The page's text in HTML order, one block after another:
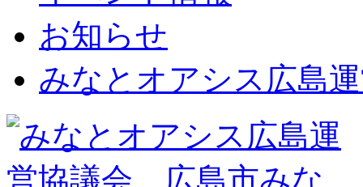
お知らせ
みなとオアシス広島